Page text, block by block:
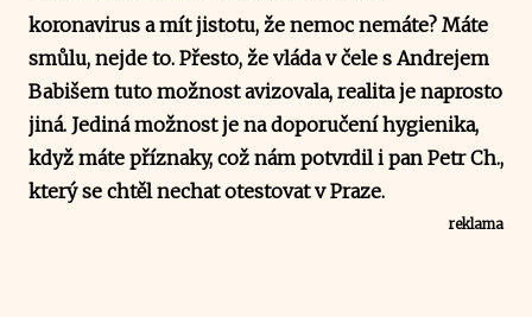
koronavirus a mít jistotu, že nemoc nemáte? Máte
smůlu, nejde to. Přesto, že vláda v čele s Andrejem
Babišem tuto možnost avizovala, realita je naprosto
jiná. Jediná možnost je na doporučení hygienika,
když máte příznaky, což nám potvrdil i pan Petr Ch.,
který se chtěl nechat otestovat v Praze.
reklama